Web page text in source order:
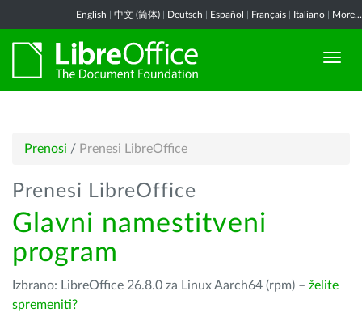
English 中文 (简体) Deutsch Español Français Italiano More...
Prenosi / Prenesi LibreOffice
Prenesi LibreOffice
Glavni namestitveni
program
Izbrano: LibreOffice 26.8.0 za Linux Aarch64 (rpm) – želite
spremeniti?